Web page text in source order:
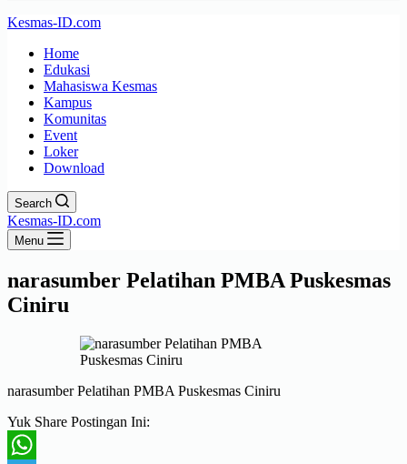
Kesmas-ID.com
Home
Edukasi
Mahasiswa Kesmas
Kampus
Komunitas
Event
Loker
Download
Search
Kesmas-ID.com
Menu
narasumber Pelatihan PMBA Puskesmas
Ciniru
narasumber Pelatihan PMBA Puskesmas Ciniru
Yuk Share Postingan Ini: